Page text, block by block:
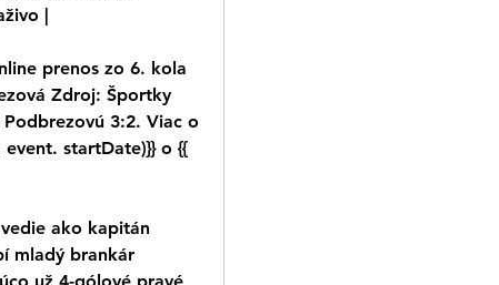
|
prenos zo 6. kola
Zdroj: Športky
Podbrezovú 3:2. Viac o
startDate)}} o {{
ako kapitán
mladý brankár